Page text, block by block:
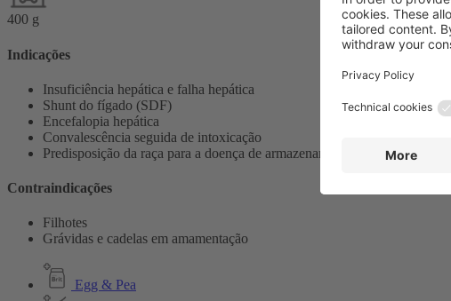
400 g
Indicações
Insuficiência hepática e falha hepática
Shunt do fígado (SDF)
Encefalopia hepática
Convalescência seguida de intoxicação
Predisposição da raça para a doença de armazenamento de cobre:
Contraindicações
Filhotes
Grávidas e cadelas em amamentação
Egg & Pea